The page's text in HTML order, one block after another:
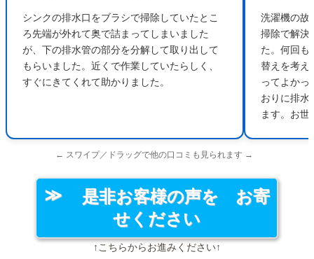
シンクの排水口をブラシで掃除していたとこ
ろ先端が外れて奥で詰まってしまいました
が、下の排水管の部分を分解して取り出して
もらいました。近くで作業していたらしく、
すぐにきてくれて助かりました。
洗濯機の故
掃除で解決
た。何回も
替えを考え
ってよかっ
おりに排水
ます。お
← スワイプ／ドラッグで他の口コミも見られます →
是非お客様の声を お寄
せください
↑こちらからお進みください↑